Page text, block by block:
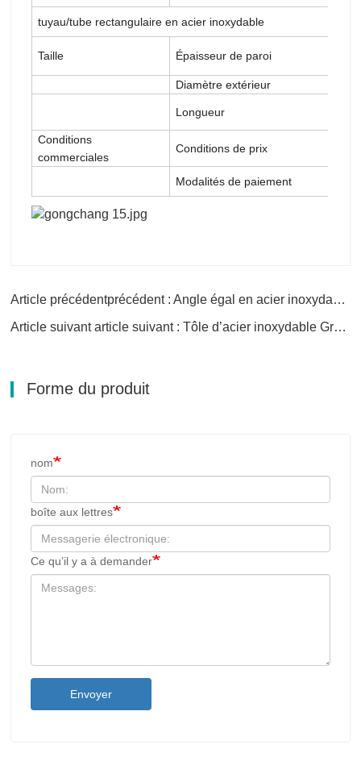
tuyau/tube rectangulaire en acier inoxydable
Taille Épaisseur de paroi
Diamètre extérieur
Longueur
Conditions
commerciales
Conditions de prix
Modalités de paiement
Article précédentprécédent : Angle égal en acier inoxydable SS 316l
Article suivant article suivant : Tôle d’acier inoxydable Grade 304
Forme du produit
nom
boîte aux lettres
Ce qu’il y a à demander
Envoyer